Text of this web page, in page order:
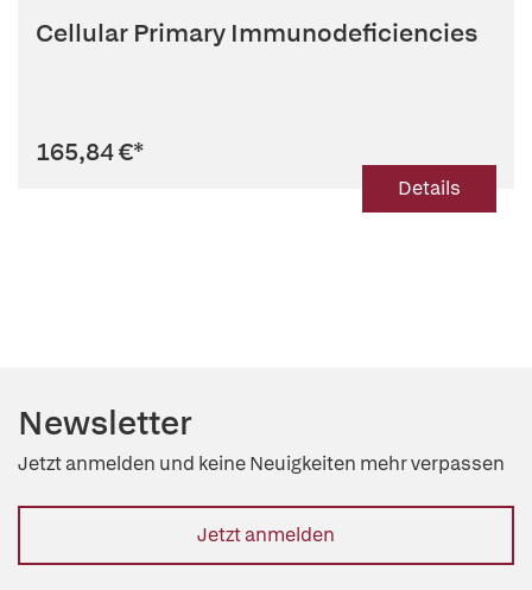
Cellular Primary Immunodeficiencies
165,84 €*
Details
Newsletter
Jetzt anmelden und keine Neuigkeiten mehr verpassen
Jetzt anmelden